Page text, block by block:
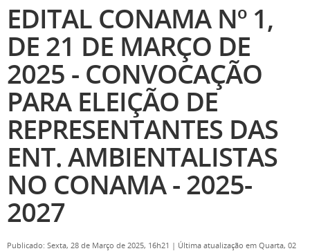
EDITAL CONAMA Nº 1,
DE 21 DE MARÇO DE
2025 - CONVOCAÇÃO
PARA ELEIÇÃO DE
REPRESENTANTES DAS
ENT. AMBIENTALISTAS
NO CONAMA - 2025-
2027
Publicado: Sexta, 28 de Março de 2025, 16h21 | Última atualização em Quarta, 02